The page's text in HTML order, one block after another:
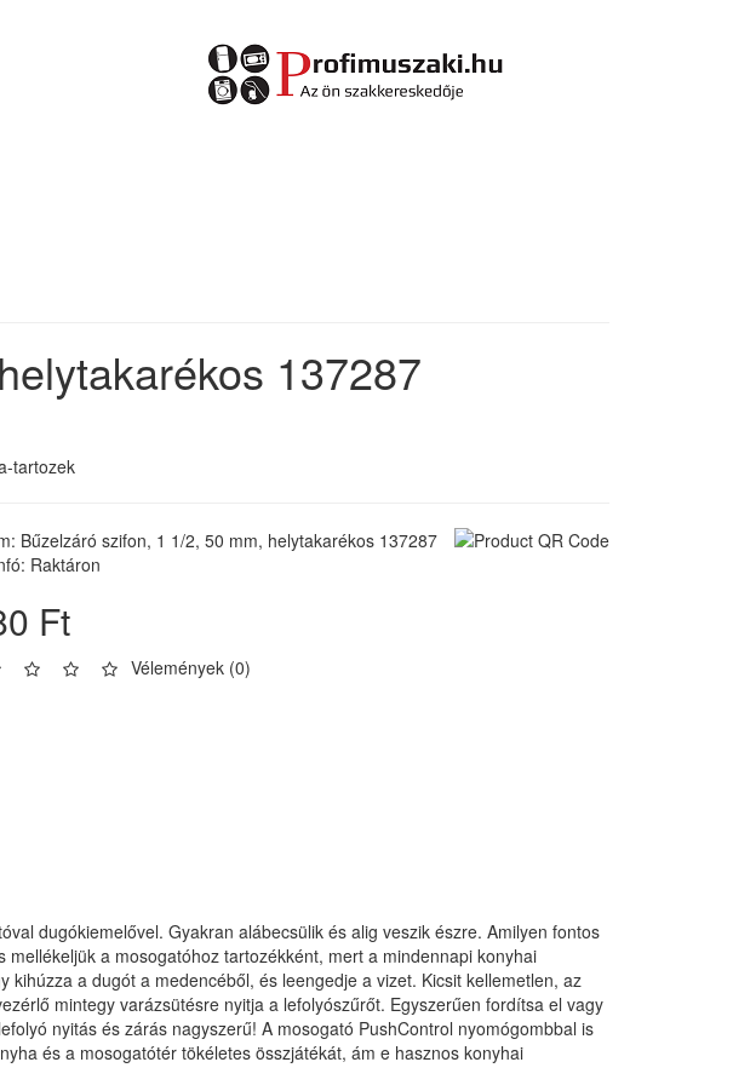
137287
tartozek
Bűzelzáró szifon, 1 1/2, 50 mm, helytakarékos 137287
Raktáron
Ft
Vélemények (0)
dugókiemelővel. Gyakran alábecsülik és alig veszik észre. Amilyen fontos
a mosogatóhoz tartozékként, mert a mindennapi konyhai
a dugót a medencéből, és leengedje a vizet. Kicsit kellemetlen, az
mintegy varázsütésre nyitja a lefolyószűrőt. Egyszerűen fordítsa el vagy
nyitás és zárás nagyszerű! A mosogató PushControl nyomógombbal is
és a mosogatótér tökéletes összjátékát, ám e hasznos konyhai